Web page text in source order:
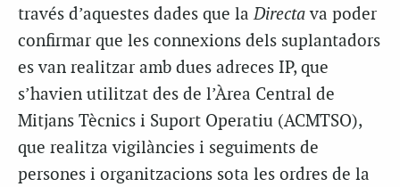
través d’aquestes dades que laDirectava poder
confirmar que les connexions dels suplantadors
es van realitzar amb dues adreces IP, que
s’havien utilitzat des de l’Àrea Central de
Mitjans Tècnics i Suport Operatiu (ACMTSO),
que realitza vigilàncies i seguiments de
persones i organitzacions sota les ordres de la